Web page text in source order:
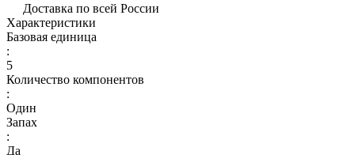
Доставка по всей России
Характеристики
Базовая единица
:
5
Количество компонентов
:
Один
Запах
:
Да